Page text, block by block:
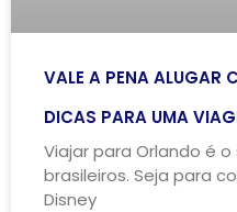
VALE A PENA ALUGAR
DICAS PARA UMA
Viajar para Orlando é
brasileiros. Seja para
Disney